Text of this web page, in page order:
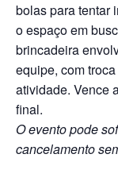
bolas para tentar
o espaço em
brincadeira
equipe, com
atividade. Vence
final.
O evento pode
cancelamento